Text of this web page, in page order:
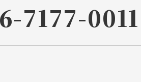
7177-0011